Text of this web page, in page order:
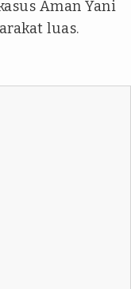
Aman Yani
luas.